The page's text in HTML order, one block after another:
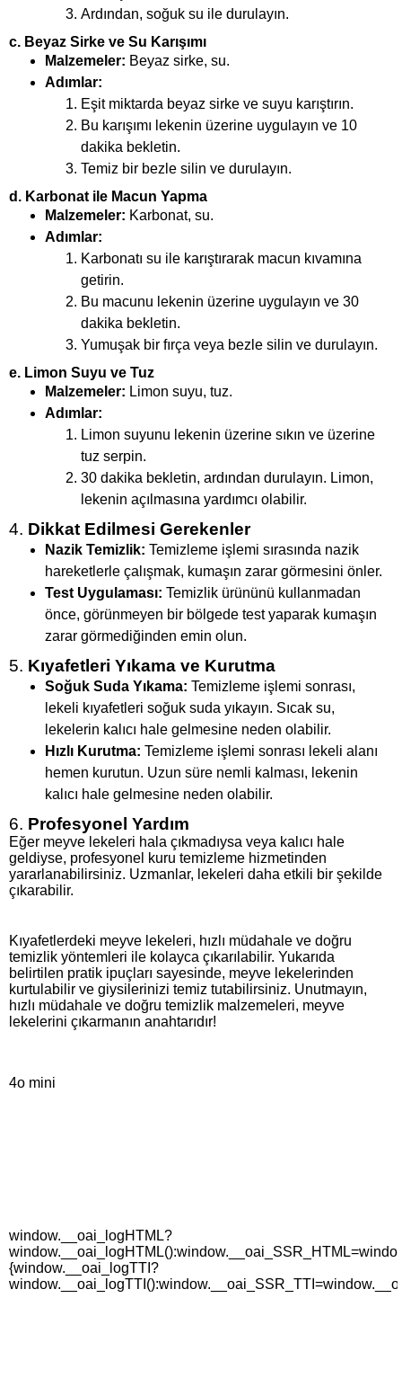
Ardından, soğuk su ile durulayın.
c. Beyaz Sirke ve Su Karışımı
Malzemeler: Beyaz sirke, su.
Adımlar:
Eşit miktarda beyaz sirke ve suyu karıştırın.
Bu karışımı lekenin üzerine uygulayın ve 10
dakika bekletin.
Temiz bir bezle silin ve durulayın.
d. Karbonat ile Macun Yapma
Malzemeler: Karbonat, su.
Adımlar:
Karbonatı su ile karıştırarak macun kıvamına
getirin.
Bu macunu lekenin üzerine uygulayın ve 30
dakika bekletin.
Yumuşak bir fırça veya bezle silin ve durulayın.
e. Limon Suyu ve Tuz
Malzemeler: Limon suyu, tuz.
Adımlar:
Limon suyunu lekenin üzerine sıkın ve üzerine
tuz serpin.
30 dakika bekletin, ardından durulayın. Limon,
lekenin açılmasına yardımcı olabilir.
4. Dikkat Edilmesi Gerekenler
Nazik Temizlik: Temizleme işlemi sırasında nazik
hareketlerle çalışmak, kumaşın zarar görmesini önler.
Test Uygulaması: Temizlik ürününü kullanmadan
önce, görünmeyen bir bölgede test yaparak kumaşın
zarar görmediğinden emin olun.
5. Kıyafetleri Yıkama ve Kurutma
Soğuk Suda Yıkama: Temizleme işlemi sonrası,
lekeli kıyafetleri soğuk suda yıkayın. Sıcak su,
lekelerin kalıcı hale gelmesine neden olabilir.
Hızlı Kurutma: Temizleme işlemi sonrası lekeli alanı
hemen kurutun. Uzun süre nemli kalması, lekenin
kalıcı hale gelmesine neden olabilir.
6. Profesyonel Yardım
Eğer meyve lekeleri hala çıkmadıysa veya kalıcı hale
geldiyse, profesyonel kuru temizleme hizmetinden
yararlanabilirsiniz. Uzmanlar, lekeleri daha etkili bir şekilde
çıkarabilir.
Kıyafetlerdeki meyve lekeleri, hızlı müdahale ve doğru
temizlik yöntemleri ile kolayca çıkarılabilir. Yukarıda
belirtilen pratik ipuçları sayesinde, meyve lekelerinden
kurtulabilir ve giysilerinizi temiz tutabilirsiniz. Unutmayın,
hızlı müdahale ve doğru temizlik malzemeleri, meyve
lekelerini çıkarmanın anahtarıdır!
4o mini
window.__oai_logHTML?
{window.__oai_logTTI?